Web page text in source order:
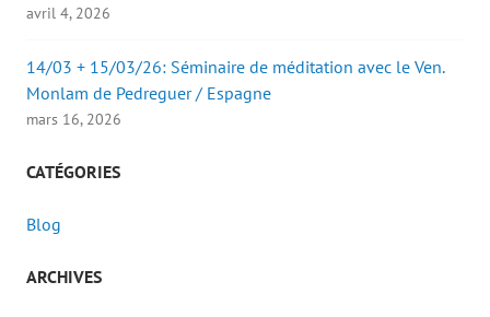
avril 4, 2026
14/03 + 15/03/26: Séminaire de méditation avec le Ven.
Monlam de Pedreguer / Espagne
mars 16, 2026
CATÉGORIES
Blog
ARCHIVES